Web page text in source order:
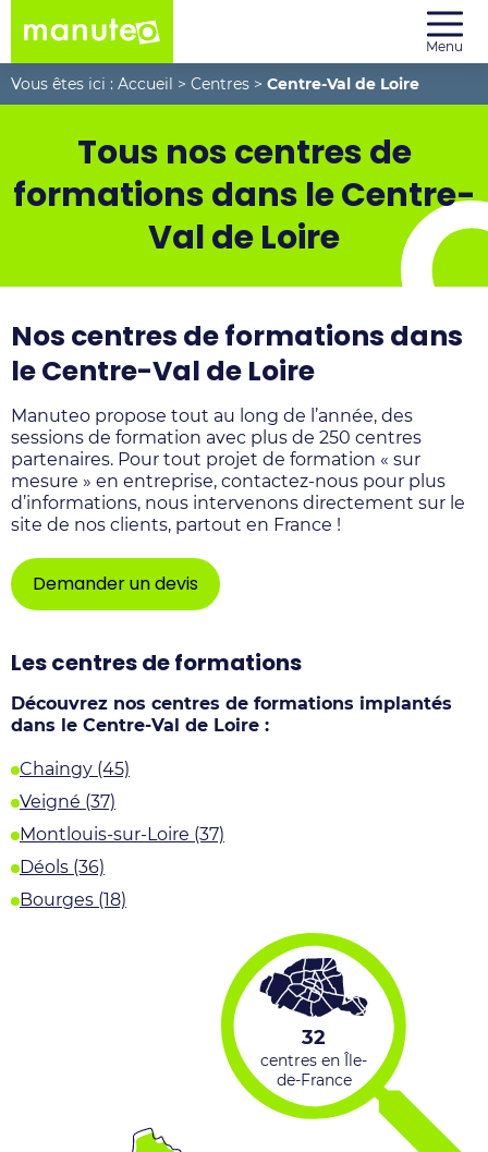
Menu
Vous êtes ici : Accueil > Centres > Centre-Val de Loire
Tous nos centres de
formations dans le Centre-
Val de Loire
Nos centres de formations dans
le Centre-Val de Loire
Manuteo propose tout au long de l’année, des
sessions de formation avec plus de 250 centres
partenaires. Pour tout projet de formation « sur
mesure » en entreprise, contactez-nous pour plus
d’informations, nous intervenons directement sur le
site de nos clients, partout en France !
Demander un devis
Les centres de formations
Découvrez nos centres de formations implantés
dans le Centre-Val de Loire :
Chaingy (45)
Veigné (37)
Montlouis-sur-Loire (37)
Déols (36)
Bourges (18)
32
centres en Île-
de-France